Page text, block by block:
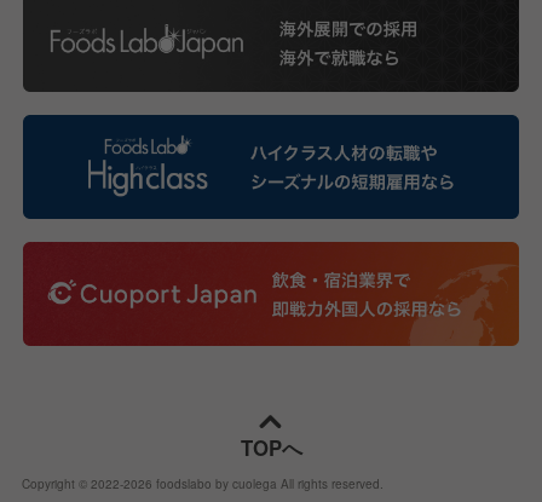
TOPへ
Copyright © 2022-2026 foodslabo by cuolega All rights reserved.